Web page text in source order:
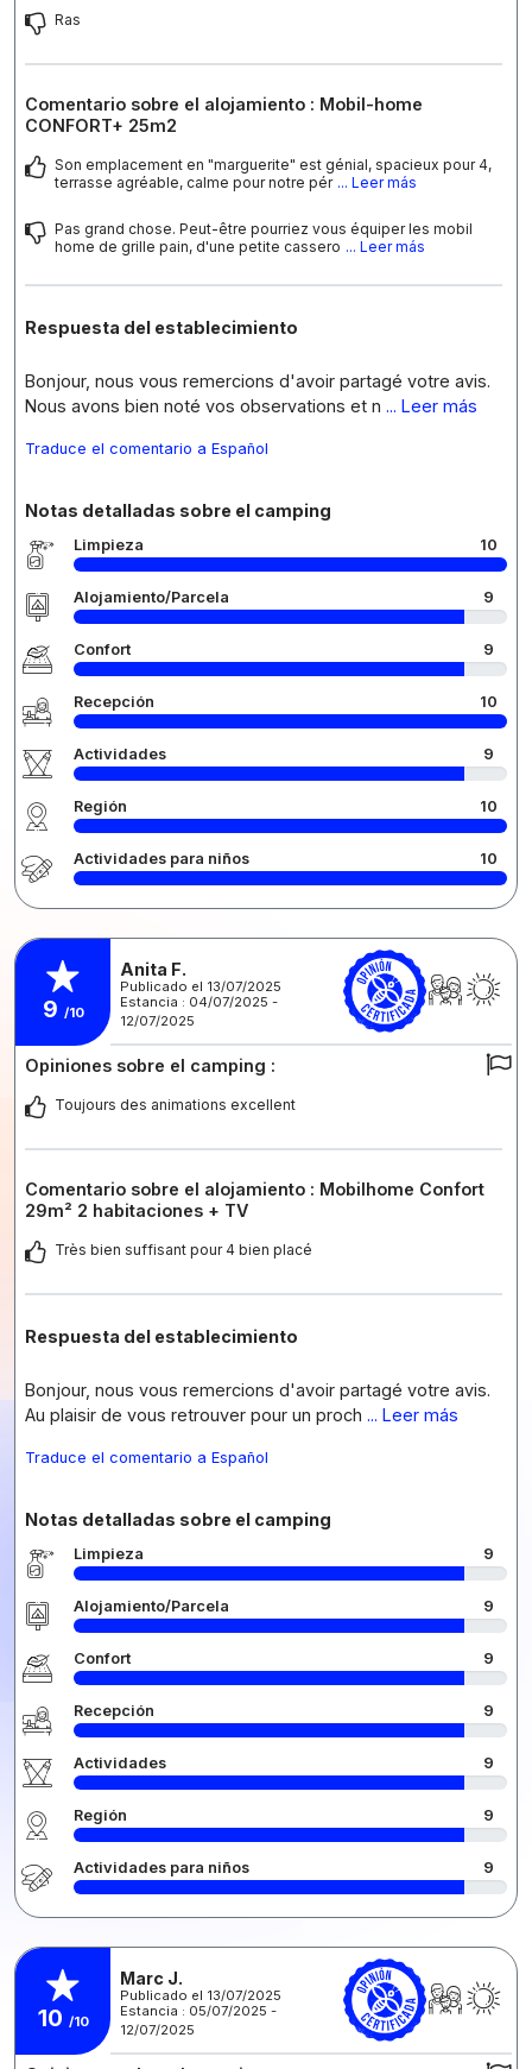
Ras
Comentario sobre el alojamiento : Mobil-home
CONFORT+ 25m2
Son emplacement en "marguerite" est génial, spacieux pour 4,
terrasse agréable, calme pour notre pér ... Leer más
Pas grand chose. Peut-être pourriez vous équiper les mobil
home de grille pain, d'une petite cassero ... Leer más
Respuesta del establecimiento
Bonjour, nous vous remercions d'avoir partagé votre avis.
Nous avons bien noté vos observations et n ... Leer más
Traduce el comentario a Español
Notas detalladas sobre el camping
Limpieza 10
Alojamiento/Parcela 9
Confort 9
Recepción 10
Actividades 9
Región 10
Actividades para niños 10
9 /10
Anita F.
Publicado el 13/07/2025
Estancia : 04/07/2025 -
12/07/2025
Opiniones sobre el camping :
Toujours des animations excellent
Comentario sobre el alojamiento : Mobilhome Confort
29m² 2 habitaciones + TV
Très bien suffisant pour 4 bien placé
Respuesta del establecimiento
Bonjour, nous vous remercions d'avoir partagé votre avis.
Au plaisir de vous retrouver pour un proch ... Leer más
Traduce el comentario a Español
Notas detalladas sobre el camping
Limpieza 9
Alojamiento/Parcela 9
Confort 9
Recepción 9
Actividades 9
Región 9
Actividades para niños 9
10 /10
Marc J.
Publicado el 13/07/2025
Estancia : 05/07/2025 -
12/07/2025